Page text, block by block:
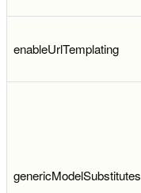
enableUrlTemplating
genericModelSubstitutes